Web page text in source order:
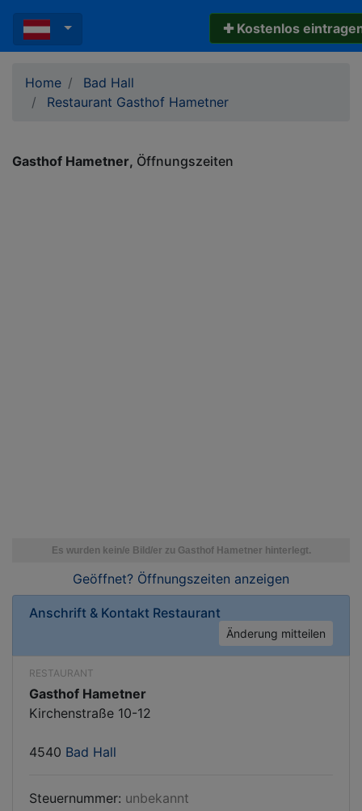
✚ Kostenlos
Home
Bad Hall
Restaurant Gasthof Hametner
Gasthof Hametner Öffnungszeiten
Geöffnet? Öffnungszeiten anzeigen
Anschrift & Kontakt Restaurant
Änderung mitteilen
RESTAURANT
Gasthof Hametner
Kirchenstraße 10-12
4540 Bad Hall
Steuernummer: unbekannt